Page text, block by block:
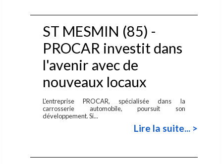
ST MESMIN (85) -
PROCAR investit dans
l'avenir avec de
nouveaux locaux
L'entreprise PROCAR, spécialisée dans la
carrosserie automobile, poursuit son
développement. Si...
Lire la suite... >